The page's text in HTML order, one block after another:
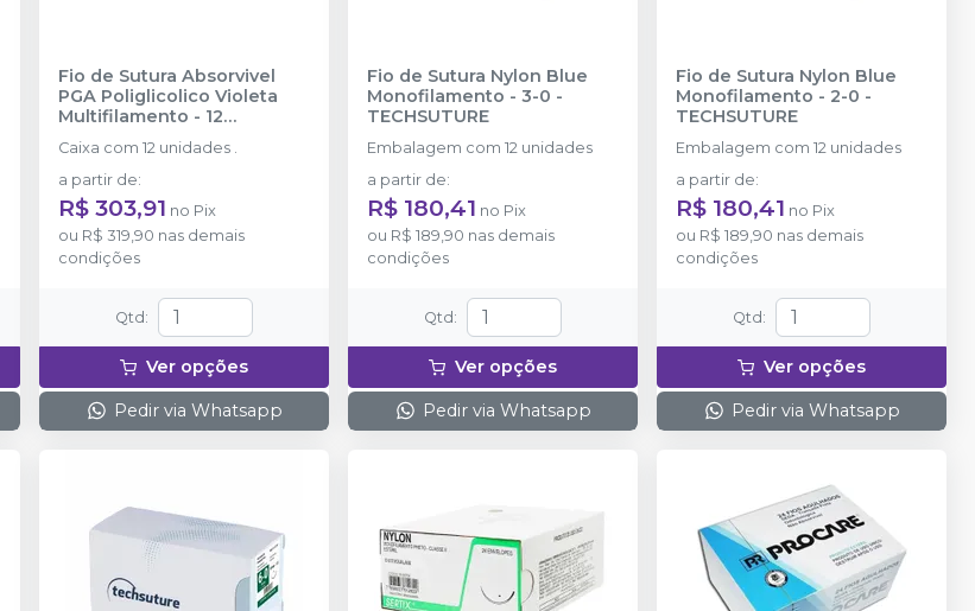
Fio de Sutura Absorvivel
PGA Poliglicolico Violeta
Multifilamento - 12
unidades
TECHSUTURE
Caixa com 12 unidades .
a partir de:
R$ 303,91 no Pix
ou R$ 319,90 nas demais
condições
Qtd :
Ver opções
Pedir via Whatsapp
Fio de Sutura Nylon Blue
Monofilamento - 3-0 -
TECHSUTURE
Embalagem com 12 unidades
a partir de:
R$ 180,41 no Pix
ou R$ 189,90 nas demais
condições
Qtd :
Ver opções
Pedir via Whatsapp
Fio de Sutura Nylon Blue
Monofilamento - 2-0 -
TECHSUTURE
Embalagem com 12 unidades
a partir de:
R$ 180,41 no Pix
ou R$ 189,90 nas demais
condições
Qtd :
Ver opções
Pedir via Whatsapp